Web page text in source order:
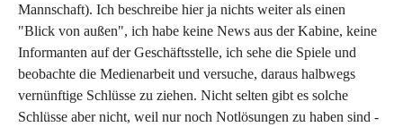
Mannschaft). Ich beschreibe hier ja nichts weiter als einen
"Blick von außen", ich habe keine News aus der Kabine, keine
Informanten auf der Geschäftsstelle, ich sehe die Spiele und
beobachte die Medienarbeit und versuche, daraus halbwegs
vernünftige Schlüsse zu ziehen. Nicht selten gibt es solche
Schlüsse aber nicht, weil nur noch Notlösungen zu haben sind -